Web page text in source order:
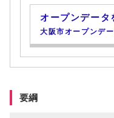
オープンデータ
大阪市オープンデ
要綱